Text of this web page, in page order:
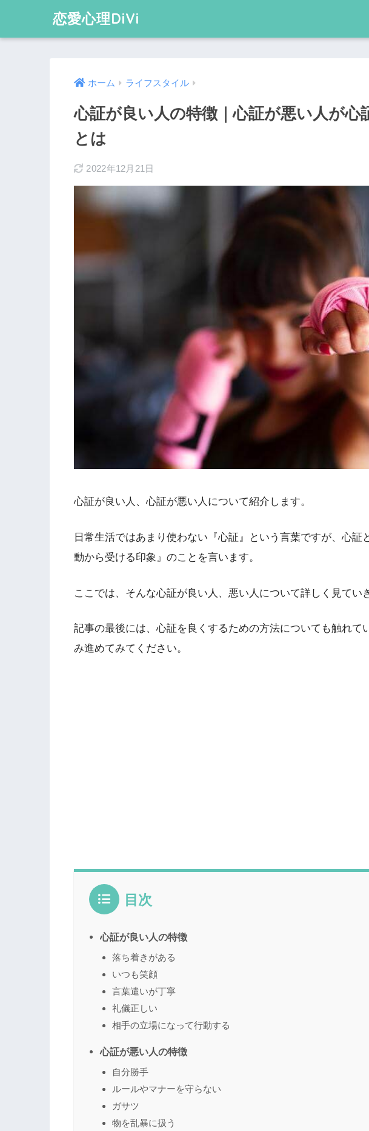
恋愛心理DiVi
ホーム ライフスタイル
心証が良い人の特徴｜心証が悪い人が心
とは
2022年12月21日
心証が良い人、心証が悪い人について紹介します。
日常生活ではあまり使わない『心証』という言葉ですが、心証
動から受ける印象』のことを言います。
ここでは、そんな心証が良い人、悪い人について詳しく見てい
記事の最後には、心証を良くするための方法についても触れて
み進めてみてください。
目次
心証が良い人の特徴
落ち着きがある
いつも笑顔
言葉遣いが丁寧
礼儀正しい
相手の立場になって行動する
心証が悪い人の特徴
自分勝手
ルールやマナーを守らない
ガサツ
物を乱暴に扱う